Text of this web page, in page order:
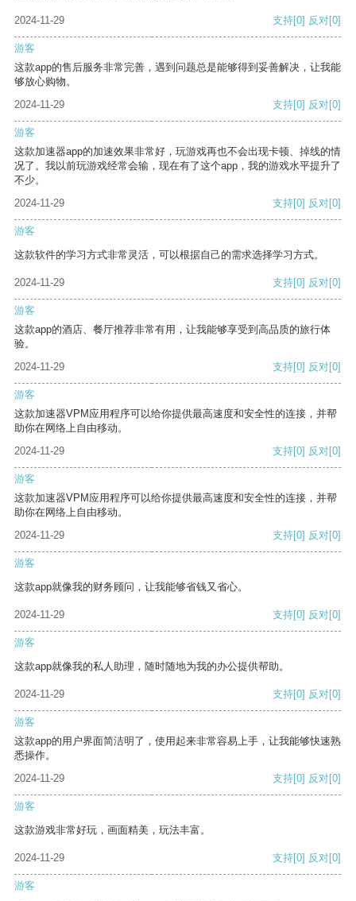
2024-11-29 支持[0] 反对[0]
游客
这款app的售后服务非常完善，遇到问题总是能够得到妥善解决，让我能
够放心购物。
2024-11-29
支持[0] 反对[0]
游客
这款加速器app的加速效果非常好，玩游戏再也不会出现卡顿、掉线的情
况了。我以前玩游戏经常会输，现在有了这个app，我的游戏水平提升了
不少。
2024-11-29
支持[0] 反对[0]
游客
这款软件的学习方式非常灵活，可以根据自己的需求选择学习方式。
2024-11-29 支持[0] 反对[0]
游客
这款app的酒店、餐厅推荐非常有用，让我能够享受到高品质的旅行体
验。
2024-11-29
支持[0] 反对[0]
游客
这款加速器VPM应用程序可以给你提供最高速度和安全性的连接，并帮
助你在网络上自由移动。
2024-11-29
支持[0] 反对[0]
游客
这款加速器VPM应用程序可以给你提供最高速度和安全性的连接，并帮
助你在网络上自由移动。
2024-11-29
支持[0] 反对[0]
游客
这款app就像我的财务顾问，让我能够省钱又省心。
2024-11-29 支持[0] 反对[0]
游客
这款app就像我的私人助理，随时随地为我的办公提供帮助。
2024-11-29 支持[0] 反对[0]
游客
这款app的用户界面简洁明了，使用起来非常容易上手，让我能够快速熟
悉操作。
2024-11-29
支持[0] 反对[0]
游客
这款游戏非常好玩，画面精美，玩法丰富。
2024-11-29 支持[0] 反对[0]
游客